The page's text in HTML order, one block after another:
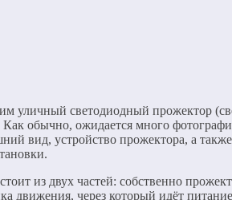
уличный светодиодный прожектор
обычно, ожидается много
вид, устройство прожектора, а
из двух частей: собственно
движения, через который идёт